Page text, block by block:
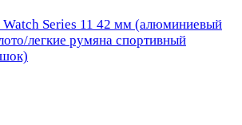
Series 11 42 мм (алюминиевый
легкие румяна спортивный